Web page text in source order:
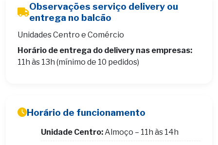
Observações serviço delivery ou
entrega no balcão
Unidades Centro e Comércio
Horário de entrega do delivery nas empresas:
11h às 13h (mínimo de 10 pedidos)
Horário de funcionamento
Unidade Centro: Almoço – 11h às 14h